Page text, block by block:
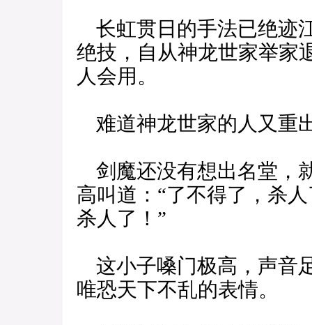
长虹贯日的手法已绝迹
绝技，自从神龙世家举家
人会用。
难道神龙世家的人又重
剑魔还没有想出名堂，
高叫道：“了不得了，杀
杀人了！”
这小子嗓门极高，声音
唯恐天下不乱的表情。